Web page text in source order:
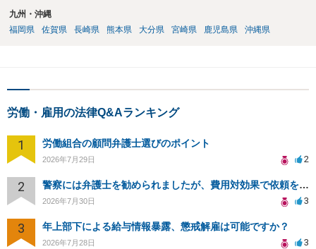
九州・沖縄
福岡県
佐賀県 長崎県 熊本県 大分県 宮崎県 鹿児島県 沖縄県
労働・雇用の法律Q&Aランキング
1 労働組合の顧問弁護士選びのポイント
2026年7月29日 2
2 警察には弁護士を勧められましたが、費用対効果で依頼をすることを躊躇しています。
2026年7月30日 3
3 年上部下による給与情報暴露、懲戒解雇は可能ですか？
2026年7月28日 3